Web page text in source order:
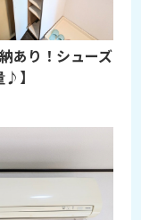
あり！シューズ
】